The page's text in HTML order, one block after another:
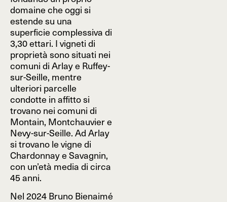
domaine che oggi si
estende su una
superficie complessiva di
3,30 ettari. I vigneti di
proprietà sono situati nei
comuni di Arlay e Ruffey-
sur-Seille, mentre
ulteriori parcelle
condotte in affitto si
trovano nei comuni di
Montain, Montchauvier e
Nevy-sur-Seille. Ad Arlay
si trovano le vigne di
Chardonnay e Savagnin,
con un’età media di circa
45 anni.
Nel 2024 Bruno Bienaimé